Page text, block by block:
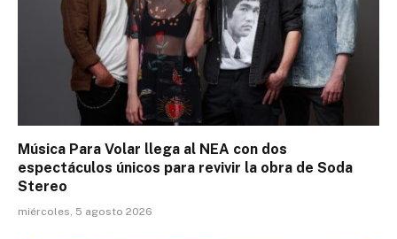
Música Para Volar llega al NEA con dos
espectáculos únicos para revivir la obra de Soda
Stereo
miércoles, 5 agosto 2026